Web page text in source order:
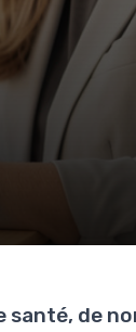
santé, de